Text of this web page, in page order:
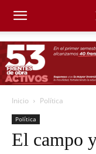
Inicio Política
Política
El campo